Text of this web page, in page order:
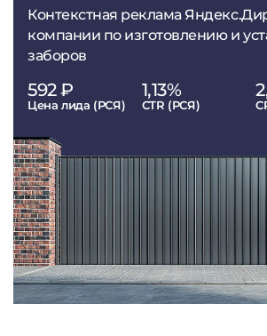
Контекстная реклама
компании по изготовлению и
заборов
592 ₽
Цена лида (РСЯ)
1,13%
CTR (РСЯ)